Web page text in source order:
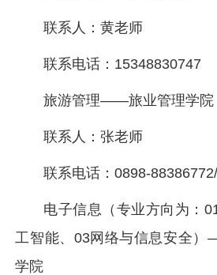
联系人：黄老师
联系电话：15348830747
旅游管理——旅业管理学院
联系人：张老师
联系电话：0898-
电子信息（专业方向为：
工智能、03网络与信息安全
学院